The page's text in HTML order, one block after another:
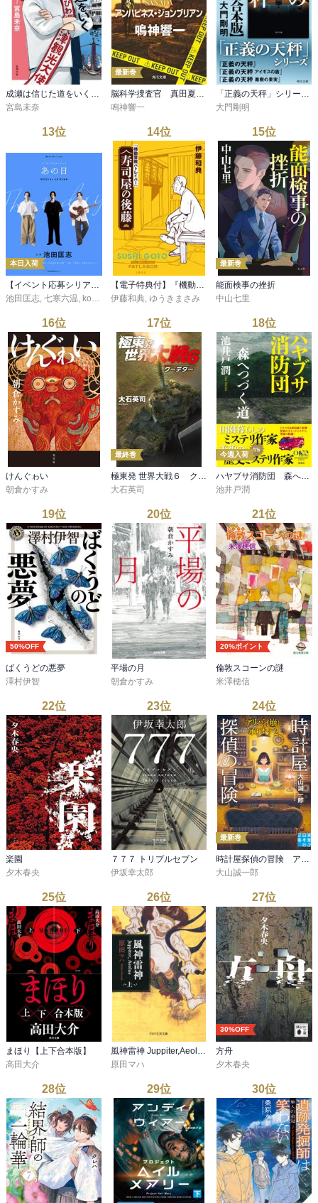
宮島未奈
最新巻
鳴神響一
大門剛明
13位
本日入荷
【イベント応募シリアルコード付】池田匡志出演・オーディオフォトブック「あの日」SPECIAL EDITION（音声／動画付）
池田匡志, 七寒六温, konoko58 ,村崎キコ
14位
【電子特典付】『機動警察パトレイバー』 寿司屋の後藤
伊藤和典, ゆうきまさみ
15位
最新巻
能面検事の挫折
中山七里
16位
けんぐゎい
朝倉かすみ
17位
最終巻
極東発 世界大戦６ クーデター
大石英司
18位
今週入荷
ハヤブサ消防団 森へつづく道
池井戸潤
19位
50%OFF
ばくうどの悪夢
澤村伊智
20位
平場の月
朝倉かすみ
21位
20%ポイント
倫敦スコーンの謎
米澤穂信
22位
楽園
夕木春央
23位
７７７ トリプルセブン
伊坂幸太郎
24位
最新巻
時計屋探偵の冒険 アリバイ崩し承ります２
大山誠一郎
25位
まほり【上下合本版】
高田大介
26位
原田マハ
27位
30%OFF
方舟
夕木春央
28位 29位 30位